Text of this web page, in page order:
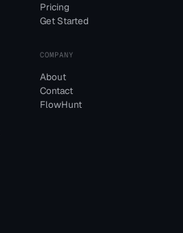
Pricing
Get Started
COMPANY
About
Contact
FlowHunt